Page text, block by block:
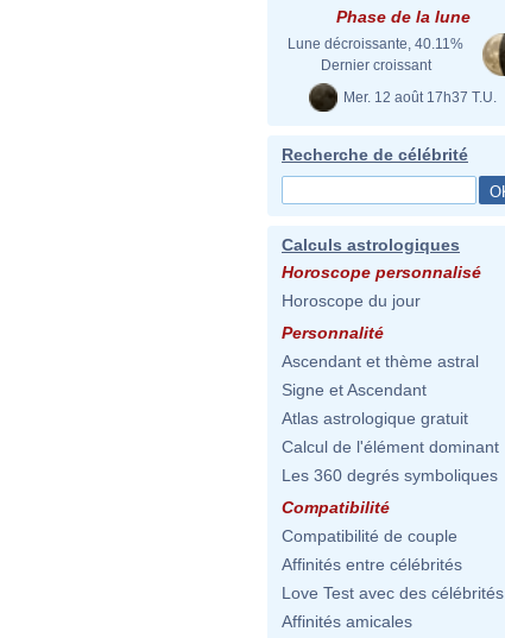
Phase de la lune
Lune décroissante, 40.11%
Dernier croissant
Mer. 12 août 17h37 T.U.
Recherche de célébrité
Calculs astrologiques
Horoscope personnalisé
Horoscope du jour
Personnalité
Ascendant et thème astral
Signe et Ascendant
Atlas astrologique gratuit
Calcul de l'élément dominant
Les 360 degrés symboliques
Compatibilité
Compatibilité de couple
Affinités entre célébrités
Love Test avec des célébrités
Affinités amicales